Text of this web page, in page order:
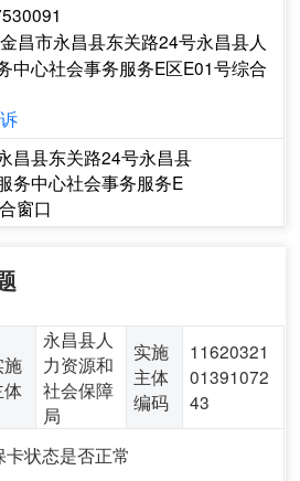
昌市永昌县东关路24号永昌县人
中心社会事务服务E区E01号综合
昌县东关路24号永昌县
务中心社会事务服务E
窗口
施
体
永昌县人
力资源和
社会保障
局
实施
主体
编码
11620321
01391072
43
状态是否正常